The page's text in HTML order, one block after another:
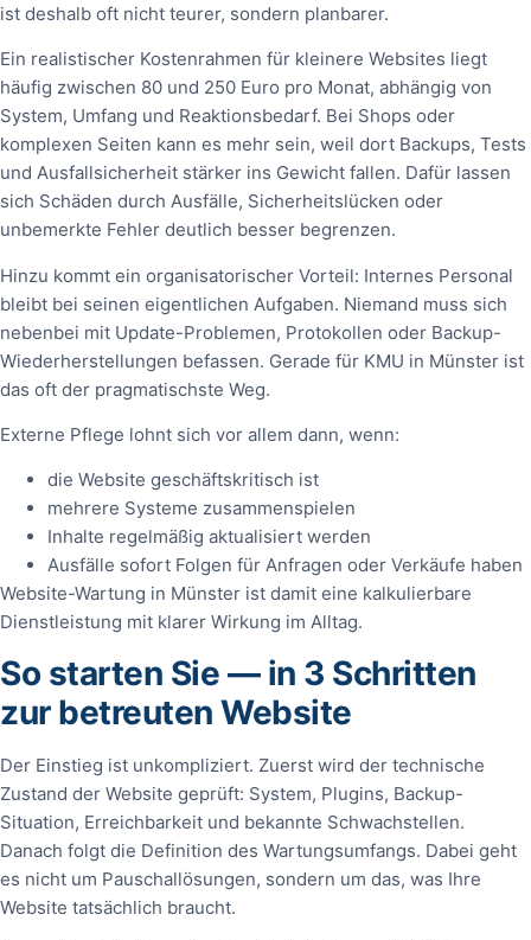
ist deshalb oft nicht teurer, sondern planbarer.
Ein realistischer Kostenrahmen für kleinere Websites liegt
häufig zwischen 80 und 250 Euro pro Monat, abhängig von
System, Umfang und Reaktionsbedarf. Bei Shops oder
komplexen Seiten kann es mehr sein, weil dort Backups, Tests
und Ausfallsicherheit stärker ins Gewicht fallen. Dafür lassen
sich Schäden durch Ausfälle, Sicherheitslücken oder
unbemerkte Fehler deutlich besser begrenzen.
Hinzu kommt ein organisatorischer Vorteil: Internes Personal
bleibt bei seinen eigentlichen Aufgaben. Niemand muss sich
nebenbei mit Update-Problemen, Protokollen oder Backup-
Wiederherstellungen befassen. Gerade für KMU in Münster ist
das oft der pragmatischste Weg.
Externe Pflege lohnt sich vor allem dann, wenn:
die Website geschäftskritisch ist
mehrere Systeme zusammenspielen
Inhalte regelmäßig aktualisiert werden
Ausfälle sofort Folgen für Anfragen oder Verkäufe haben
Website-Wartung in Münster ist damit eine kalkulierbare
Dienstleistung mit klarer Wirkung im Alltag.
So starten Sie — in 3 Schritten
zur betreuten Website
Der Einstieg ist unkompliziert. Zuerst wird der technische
Zustand der Website geprüft: System, Plugins, Backup-
Situation, Erreichbarkeit und bekannte Schwachstellen.
Danach folgt die Definition des Wartungsumfangs. Dabei geht
es nicht um Pauschallösungen, sondern um das, was Ihre
Website tatsächlich braucht.